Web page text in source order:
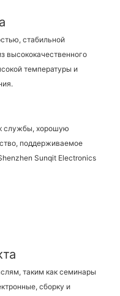
стабильной
высококачественного
температуры и
службы, хорошую
поддерживаемое
Sunqit Electronics
таким как семинары
сборку и